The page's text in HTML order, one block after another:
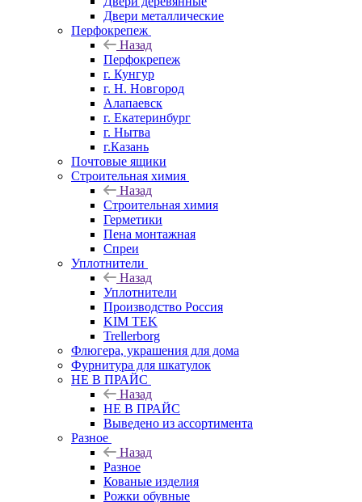
Двери металлические
Перфокрепеж
Назад
Перфокрепеж
г. Кунгур
г. Н. Новгород
Алапаевск
г. Екатеринбург
г. Нытва
г.Казань
Почтовые ящики
Строительная химия
Назад
Строительная химия
Герметики
Пена монтажная
Спреи
Уплотнители
Назад
Уплотнители
Производство Россия
KIM TEK
Trellerborg
Флюгера, украшения для дома
Фурнитура для шкатулок
НЕ В ПРАЙС
Назад
НЕ В ПРАЙС
Выведено из ассортимента
Разное
Назад
Разное
Кованые изделия
Рожки обувные